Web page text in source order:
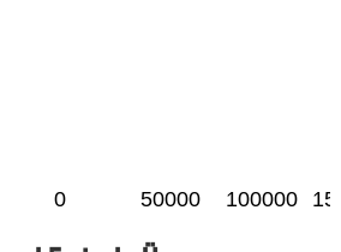
0 50000 100000